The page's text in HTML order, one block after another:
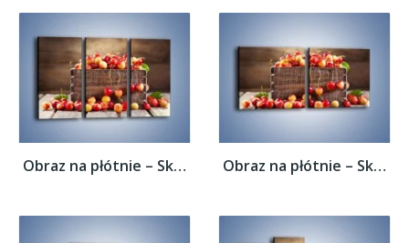
Obraz na płótnie – Skrzynka nazrywanych... Obraz na płótnie – Skrzynka nazrywanych...